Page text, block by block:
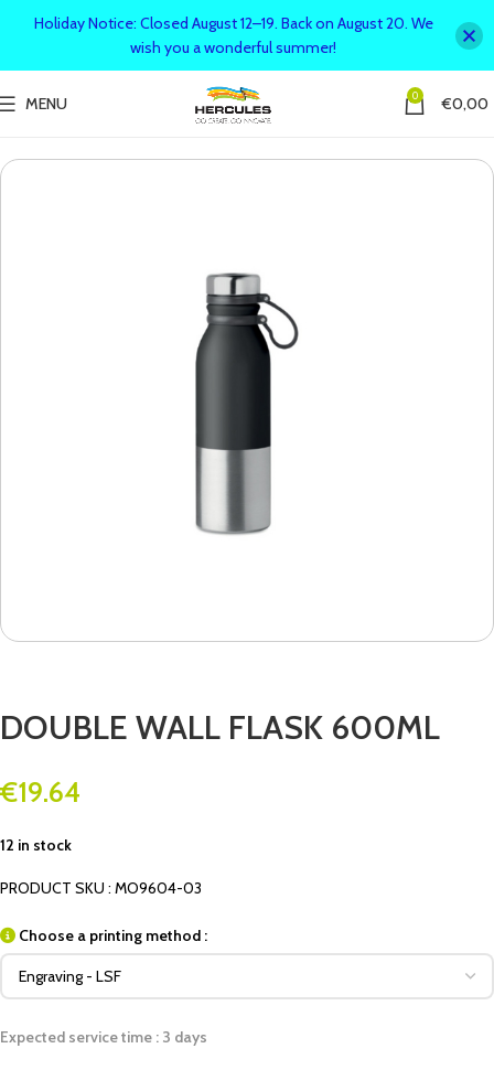
MENU 0 €0,00
DOUBLE WALL FLASK 600ML
€19.64
12 in stock
PRODUCT SKU : MO9604-03
Choose a printing method :
Expected service time : 3 days
Holiday Notice: Closed August 12–19. Back on August 20. We
wish you a wonderful summer!